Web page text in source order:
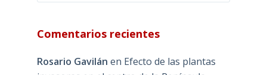
Comentarios recientes
Rosario Gavilán en Efecto de las plantas